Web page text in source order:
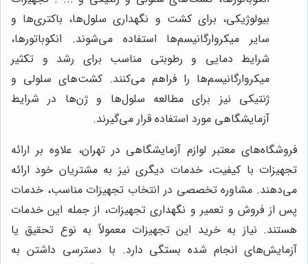
بیولوژیکی، برای کشت و نگهداری سلول‌ها، باکتری‌ها و
سایر میکروارگانیسم‌ها استفاده می‌شوند. انکوباتورها،
شرایط دمایی و رطوبتی مناسب برای رشد و تکثیر
میکروارگانیسم‌ها را فراهم می‌کنند. کشت‌های سلولی و
ژنتیکی نیز برای مطالعه سلول‌ها و ژن‌ها در شرایط
آزمایشگاهی مورد استفاده قرار می‌گیرند.
فروشگاه‌های معتبر لوازم آزمایشگاهی در تهران، علاوه بر ارائه
تجهیزات با کیفیت، خدمات دیگری نیز به مشتریان خود ارائه
می‌دهند. مشاوره تخصصی در انتخاب تجهیزات مناسب، خدمات
پس از فروش و تعمیر و نگهداری تجهیزات، از جمله این خدمات
هستند. نیاز به خرید این تجهیزات معمولاً به نوع تحقیق یا
آزمایش‌های انجام شده بستگی دارد. با دسترسی داشتن به